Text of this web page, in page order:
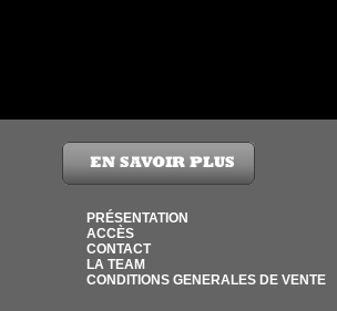
PRÉSENTATION
ACCÈS
CONTACT
LA TEAM
CONDITIONS GENERALES DE VENTE